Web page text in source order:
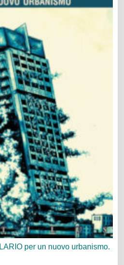
per un nuovo urbanismo.